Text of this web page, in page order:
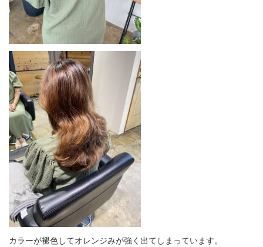
カラーが褪色してオレンジみが強く出てしまっています。